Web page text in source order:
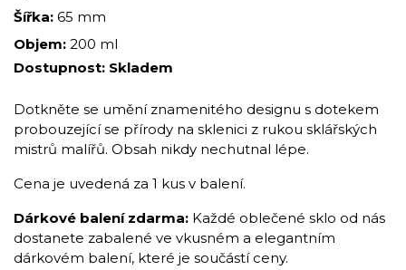
Šířka: 65 mm
Objem: 200 ml
Dostupnost: Skladem
Dotkněte se umění znamenitého designu s dotekem
probouzející se přírody na sklenici z rukou sklářských
mistrů malířů. Obsah nikdy nechutnal lépe.
Cena je uvedená za 1 kus v balení.
Dárkové balení zdarma: Každé oblečené sklo od nás
dostanete zabalené ve vkusném a elegantním
dárkovém balení, které je součástí ceny.